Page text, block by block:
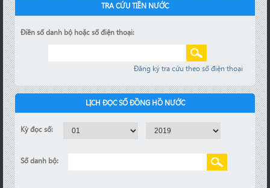
TRA CỨU TIỀN NƯỚC
Điền số danh bộ hoặc số điện thoại:
Đăng ký tra cứu theo số điện thoại
LỊCH ĐỌC SỐ ĐỒNG HỒ NƯỚC
Kỳ đọc số:
Số danh bộ: